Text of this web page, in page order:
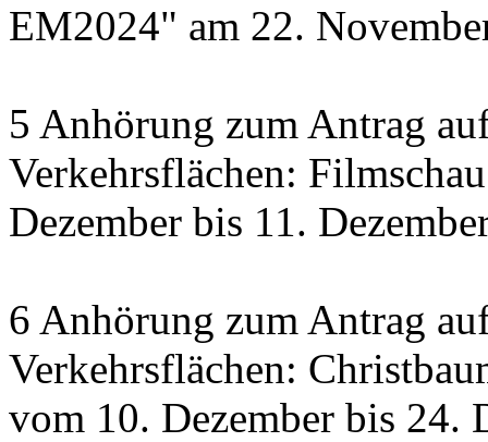
EM2024" am 22.
5 Anhörung zum Antrag
Verkehrsflächen:
Dezember bis 11.
6 Anhörung zum Antrag
Verkehrsflächen:
vom 10. Dezember bis 24.